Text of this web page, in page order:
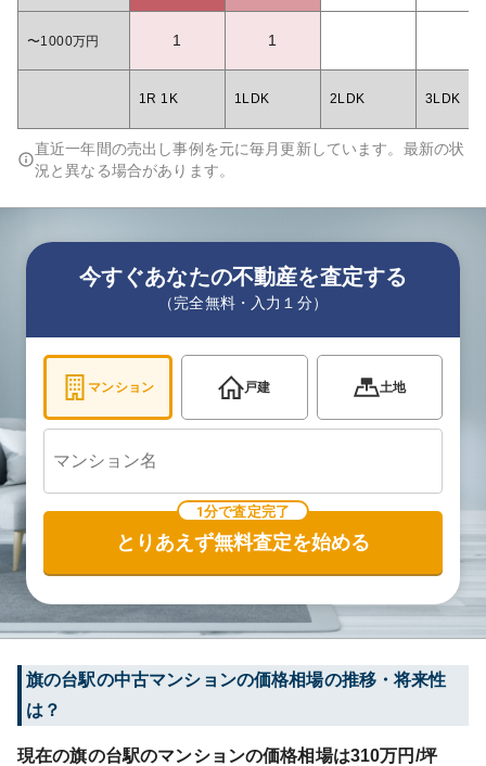
〜1000万円 1 1
1R 1K 1LDK 2LDK 3LDK
直近一年間の売出し事例を元に毎月更新しています。最新の状
況と異なる場合があります。
今すぐあなたの不動産を査定する
（完全無料・入力１分）
マンション 戸建 土地
1分で査定完了
とりあえず無料査定を始める
旗の台駅の中古マンションの価格相場の推移・将来性
は？
現在の旗の台駅のマンションの価格相場は310万円/坪